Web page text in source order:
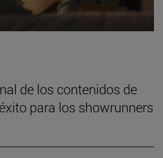
de los contenidos de
para los showrunners